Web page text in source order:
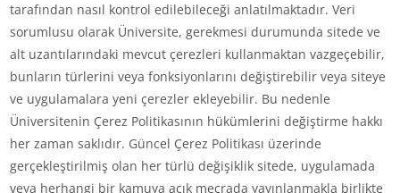
tarafından nasıl kontrol edilebileceği anlatılmaktadır. Veri
sorumlusu olarak Üniversite, gerekmesi durumunda sitede ve
alt uzantılarındaki mevcut çerezleri kullanmaktan vazgeçebilir,
bunların türlerini veya fonksiyonlarını değiştirebilir veya siteye
ve uygulamalara yeni çerezler ekleyebilir. Bu nedenle
Üniversitenin Çerez Politikasının hükümlerini değiştirme hakkı
her zaman saklıdır. Güncel Çerez Politikası üzerinde
gerçekleştirilmiş olan her türlü değişiklik sitede, uygulamada
veya herhangi bir kamuya açık mecrada yayınlanmakla birlikte